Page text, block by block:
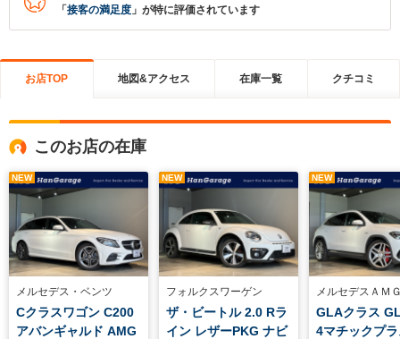
「 接客の満足度 」が特に評価されています
お店TOP 地図&アクセス 在庫一覧 クチコミ
このお店の在庫
NEW
メルセデス・ベンツ
Cクラスワゴン C200
アバンギャルド AMG
NEW
フォルクスワーゲン
ザ・ビートル 2.0 Rラ
イン レザーPKG ナビ
NEW
メルセデスＡＭ
GLAクラス
4マチックプ